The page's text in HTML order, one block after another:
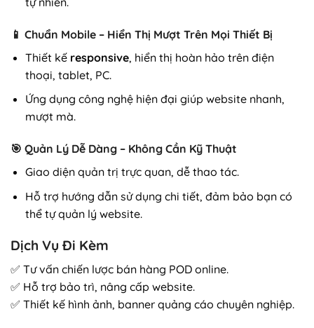
📱 Chuẩn Mobile – Hiển Thị Mượt Trên Mọi Thiết Bị
Thiết kế responsive, hiển thị hoàn hảo trên điện
thoại, tablet, PC.
Ứng dụng công nghệ hiện đại giúp website nhanh,
mượt mà.
🎯 Quản Lý Dễ Dàng – Không Cần Kỹ Thuật
Giao diện quản trị trực quan, dễ thao tác.
Hỗ trợ hướng dẫn sử dụng chi tiết, đảm bảo bạn có
thể tự quản lý website.
Dịch Vụ Đi Kèm
✅ Tư vấn chiến lược bán hàng POD online.
✅ Hỗ trợ bảo trì, nâng cấp website.
✅ Thiết kế hình ảnh, banner quảng cáo chuyên nghiệp.